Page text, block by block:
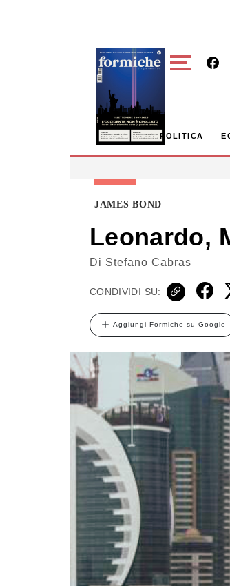
POLITICA
JAMES BOND
Leonardo,
Di Stefano Cabras
CONDIVIDI SU:
Aggiungi Formiche su Google